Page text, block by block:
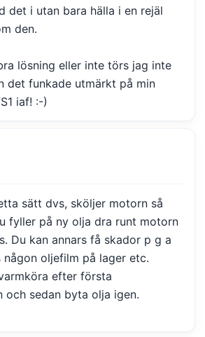
det i utan bara hälla i en rejäl
den.
lösning eller inte törs jag inte
det funkade utmärkt på min
iaf! :-)
sätt dvs, sköljer motorn så
fyller på ny olja dra runt motorn
Du kan annars få skador p g a
oljefilm på lager etc.
efter första
och sedan byta olja igen.